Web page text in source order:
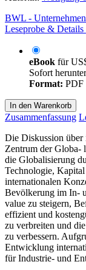
BWL -
Leseprobe & Details
eBook für
Sofort
Format: PDF
In den Warenkorb
Zusammenfassung
Die Diskussion über
Zentrum der Globa-
die Globalisierung
Technologie,
internationalen
Bevölkerung im In-
value zu steigern,
effizient und
zu verbreiten und
zu verbessern.
Entwicklung
für Industrie- und